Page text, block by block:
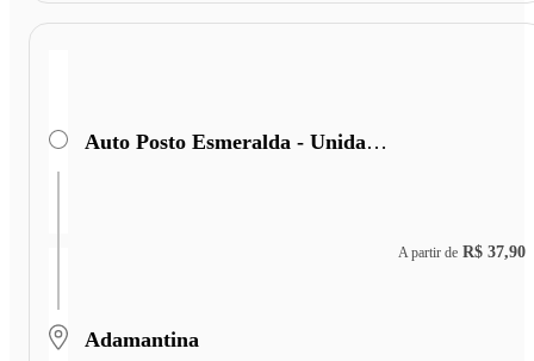
Auto Posto Esmeralda - Unidade II
Adamantina
A partir de R$ 37,90